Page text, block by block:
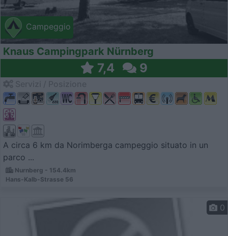
Campeggio
Knaus Campingpark Nürnberg
7,4 9
A circa 6 km da Norimberga campeggio situato in un
parco ...
Nurnberg - 154.4km
Hans-Kalb-Strasse 56
0